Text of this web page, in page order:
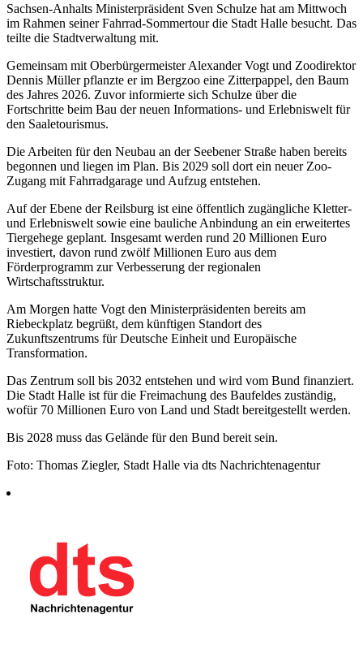
Sachsen-Anhalts Ministerpräsident Sven Schulze hat am Mittwoch
im Rahmen seiner Fahrrad-Sommertour die Stadt Halle besucht. Das
teilte die Stadtverwaltung mit.
Gemeinsam mit Oberbürgermeister Alexander Vogt und Zoodirektor
Dennis Müller pflanzte er im Bergzoo eine Zitterpappel, den Baum
des Jahres 2026. Zuvor informierte sich Schulze über die
Fortschritte beim Bau der neuen Informations- und Erlebniswelt für
den Saaletourismus.
Die Arbeiten für den Neubau an der Seebener Straße haben bereits
begonnen und liegen im Plan. Bis 2029 soll dort ein neuer Zoo-
Zugang mit Fahrradgarage und Aufzug entstehen.
Auf der Ebene der Reilsburg ist eine öffentlich zugängliche Kletter-
und Erlebniswelt sowie eine bauliche Anbindung an ein erweitertes
Tiergehege geplant. Insgesamt werden rund 20 Millionen Euro
investiert, davon rund zwölf Millionen Euro aus dem
Förderprogramm zur Verbesserung der regionalen
Wirtschaftsstruktur.
Am Morgen hatte Vogt den Ministerpräsidenten bereits am
Riebeckplatz begrüßt, dem künftigen Standort des
Zukunftszentrums für Deutsche Einheit und Europäische
Transformation.
Das Zentrum soll bis 2032 entstehen und wird vom Bund finanziert.
Die Stadt Halle ist für die Freimachung des Baufeldes zuständig,
wofür 70 Millionen Euro von Land und Stadt bereitgestellt werden.
Bis 2028 muss das Gelände für den Bund bereit sein.
Foto: Thomas Ziegler, Stadt Halle via dts Nachrichtenagentur